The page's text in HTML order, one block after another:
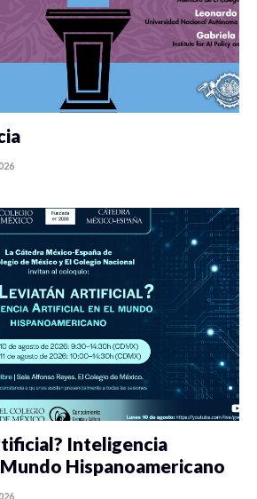
Inteligencia
Hispanoamericano